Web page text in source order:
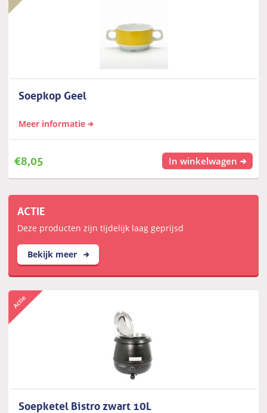
Soepkop Geel
Meer informatie
€8,05 In winkelwagen
ACTIE
Deze producten zijn tijdelijk laag geprijsd
Bekijk meer
Soepketel Bistro zwart 10L